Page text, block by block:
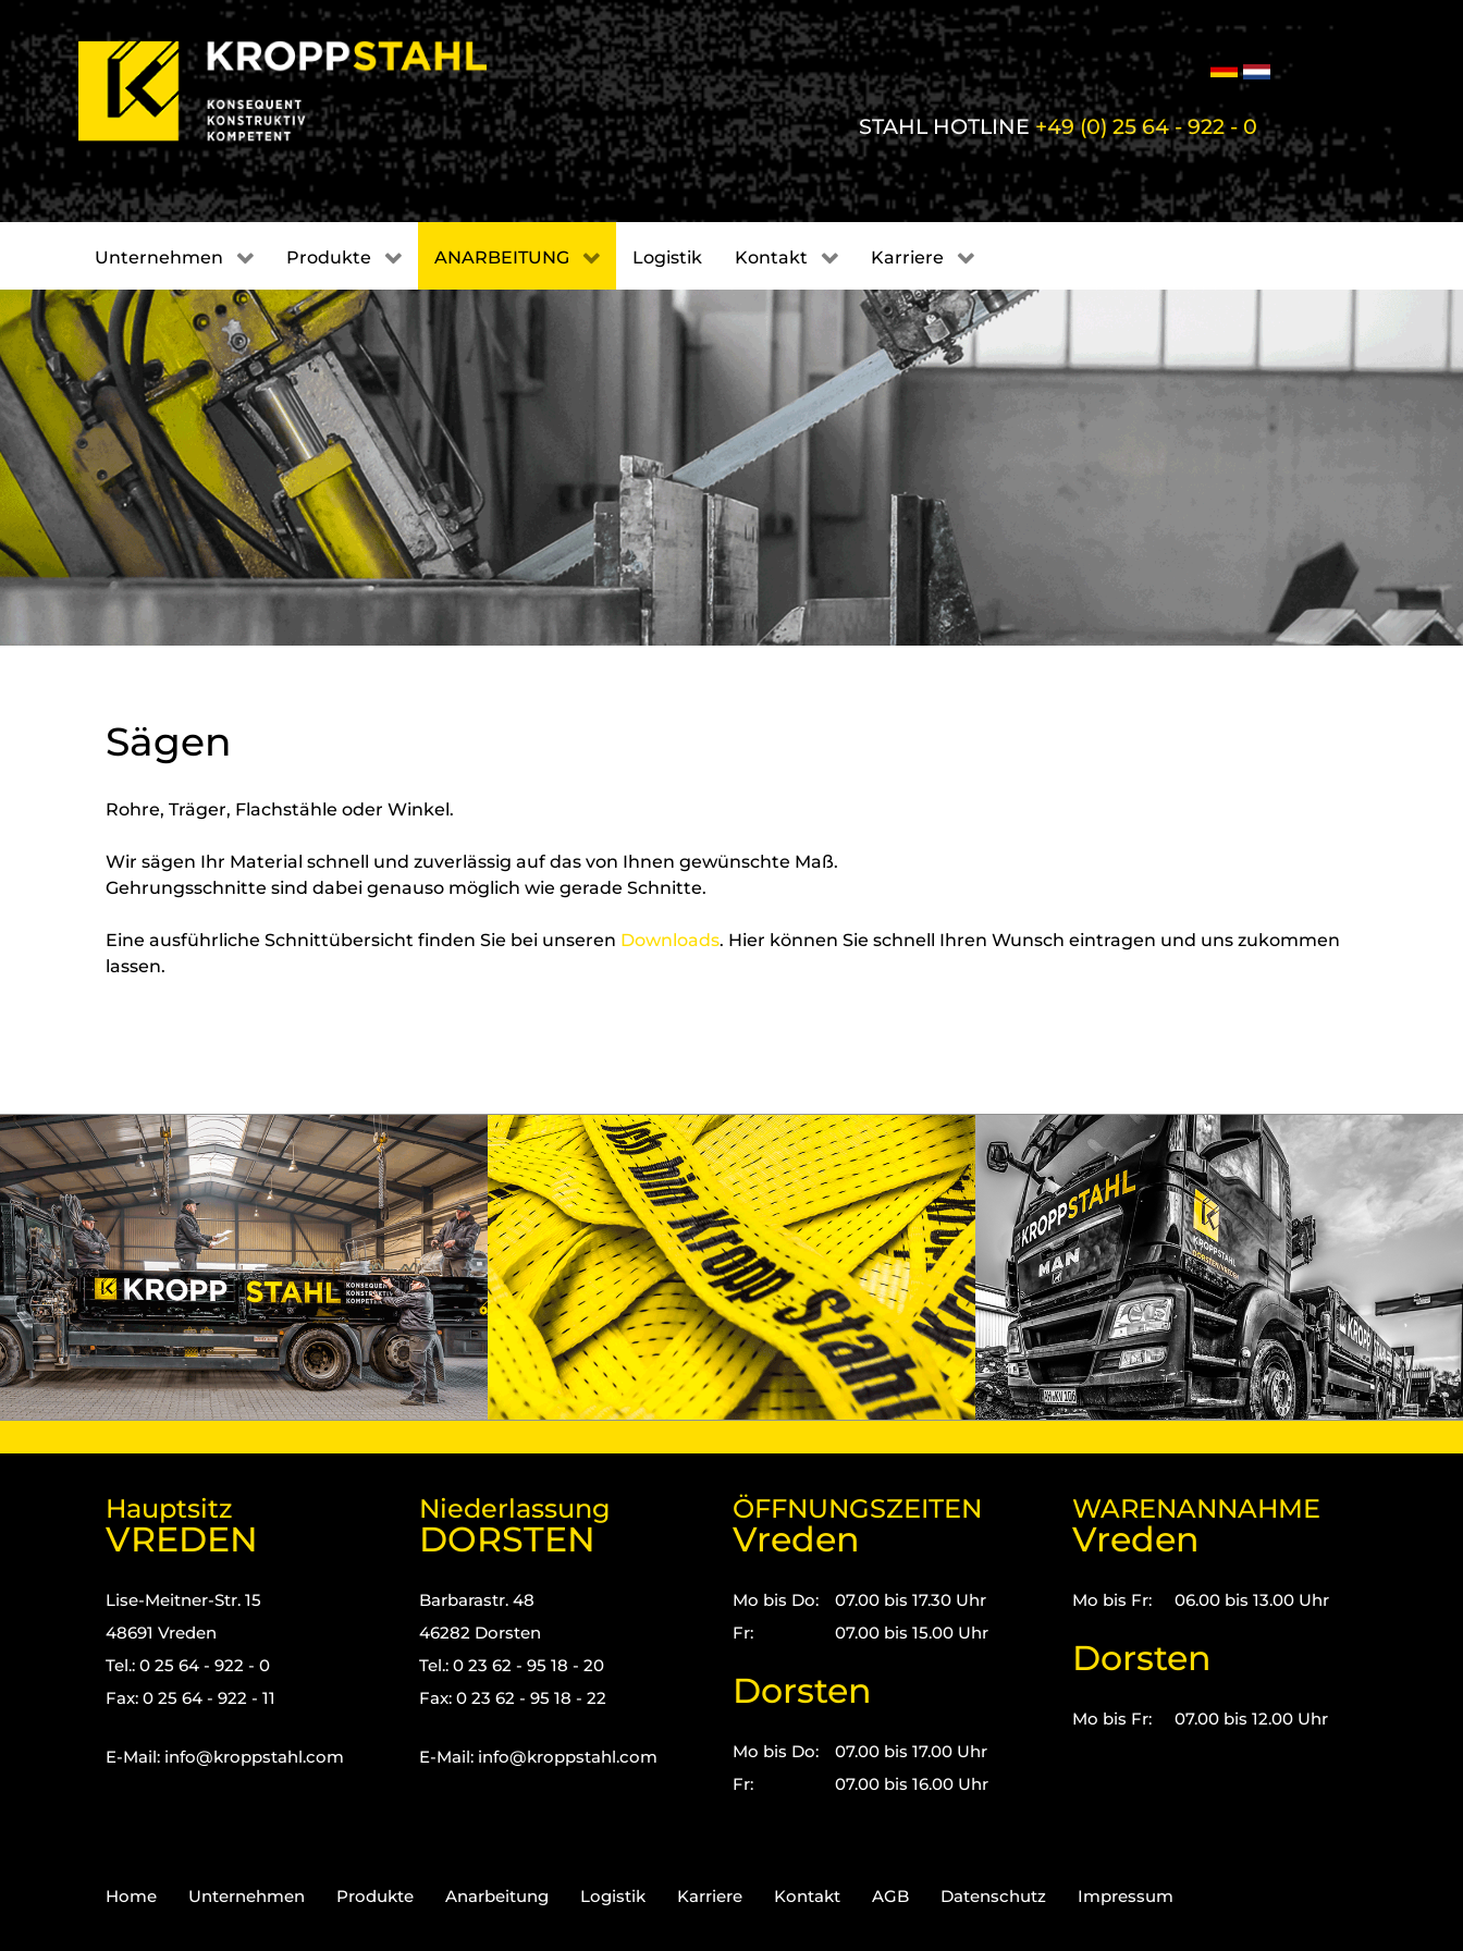
STAHL HOTLINE+49 (0) 25 64 - 922 - 0
Unternehmen Produkte ANARBEITUNG Logistik Kontakt Karriere
Sägen
Rohre, Träger, Flachstähle oder Winkel.
Wir sägen Ihr Material schnell und zuverlässig auf das von Ihnen gewünschte Maß.
Gehrungsschnitte sind dabei genauso möglich wie gerade Schnitte.
Eine ausführliche Schnittübersicht finden Sie bei unseren Downloads. Hier können Sie schnell Ihren Wunsch eintragen und uns zukommen
lassen.
Hauptsitz
VREDEN
Lise-Meitner-Str. 15
48691 Vreden
Tel.: 0 25 64 - 922 - 0
Fax: 0 25 64 - 922 - 11
E-Mail: info@kroppstahl.com
Niederlassung
DORSTEN
Barbarastr. 48
46282 Dorsten
Tel.: 0 23 62 - 95 18 - 20
Fax: 0 23 62 - 95 18 - 22
E-Mail: info@kroppstahl.com
ÖFFNUNGSZEITEN
Vreden
Mo bis Do:
Fr:
07.00 bis 17.30 Uhr
07.00 bis 15.00 Uhr
Dorsten
Mo bis Do:
Fr:
07.00 bis 17.00 Uhr
07.00 bis 16.00 Uhr
WARENANNAHME
Vreden
Mo bis Fr: 06.00 bis 13.00 Uhr
Dorsten
Mo bis Fr: 07.00 bis 12.00 Uhr
Home Unternehmen Produkte Anarbeitung Logistik Karriere Kontakt AGB Datenschutz Impressum